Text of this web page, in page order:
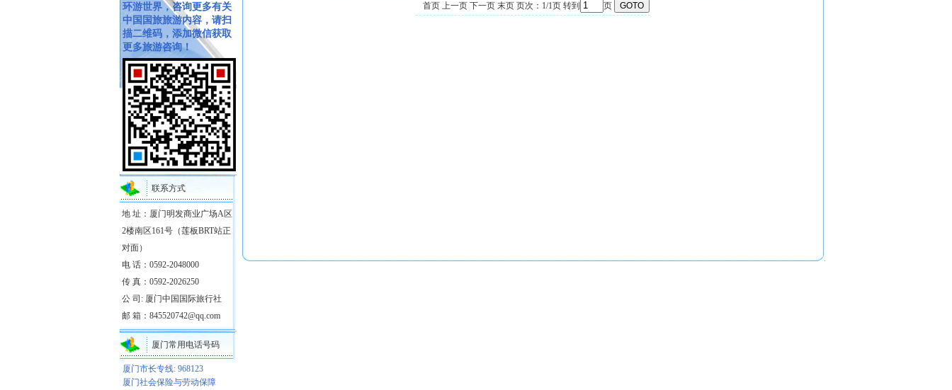
环游世界，咨询更多有关
中国国旅旅游内容，请扫
描二维码，添加微信获取
更多旅游咨询！
联系方式
地 址：厦门明发商业广场A区
2楼南区161号（莲板BRT站正
对面）
电 话：0592-2048000
传 真：0592-2026250
公 司: 厦门中国国际旅行社
邮 箱：845520742@qq.com
厦门常用电话号码
厦门市长专线: 968123
厦门社会保险与劳动保障
首页 上一页 下一页 末页 页次：1/1页 转到 页